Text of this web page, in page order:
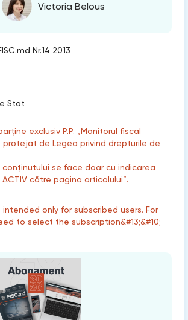
Victoria Belous
Nr.14 2013
Stat
exclusiv P.P. „Monitorul fiscal
protejat de Legea privind drepturile de
conținutului se face doar cu indicarea
ACTIV către pagina articolului”.
intended only for subscribed users. For
to select the subscription&#13;&#10;